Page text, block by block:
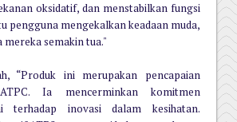
oksidatif, dan menstabilkan fungsi
pengguna mengekalkan keadaan muda,
semakin tua."
“Produk ini merupakan pencapaian
Ia mencerminkan komitmen
terhadap inovasi dalam kesihatan.